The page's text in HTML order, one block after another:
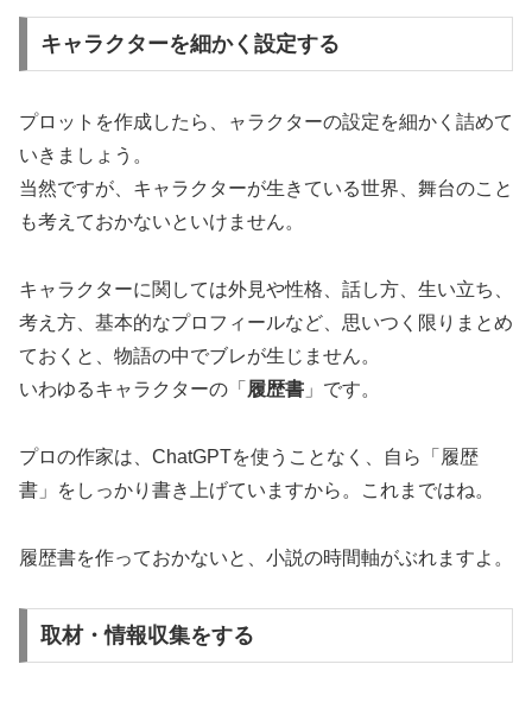
キャラクターを細かく設定する
プロットを作成したら、ャラクターの設定を細かく詰めて
いきましょう。
当然ですが、キャラクターが生きている世界、舞台のこと
も考えておかないといけません。
キャラクターに関しては外見や性格、話し方、生い立ち、
考え方、基本的なプロフィールなど、思いつく限りまとめ
ておくと、物語の中でブレが生じません。
いわゆるキャラクターの「 履歴書 」です。
プロの作家は、ChatGPTを使うことなく、自ら「履歴
書」をしっかり書き上げていますから。これまではね。
履歴書を作っておかないと、小説の時間軸がぶれますよ。
取材・情報収集をする